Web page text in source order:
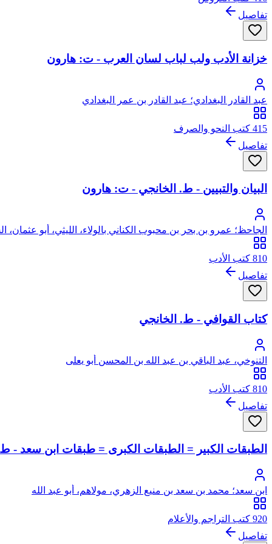
تفاصيل
خزانة الأدب ولب لباب لسان العرب - ت: هارون
عبد القادر البغدادي؛ عبد القادر بن عمر البغدادي
415 كتب النحو والصرف
تفاصيل
البيان والتبيين - ط. الخانجي - ت: هارون
الجاحظ؛ عمرو بن بحر بن محبوب الكناني بالولاء، الليثي، أبو عثمان،
810 كتب الأدب
تفاصيل
كتاب القوافي - ط. الخانجي
التنوخي، عبد الباقي بن عبد الله بن المحسن أبو يعلى
810 كتب الأدب
تفاصيل
الطبقات الكبير = الطبقات الكبرى = طبقات ابن سعد -
ابن سعد؛ محمد بن سعد بن منيع الزهري، مولاهم، أبو عبد الله
920 كتب التراجم والأعلام
تفاصيل